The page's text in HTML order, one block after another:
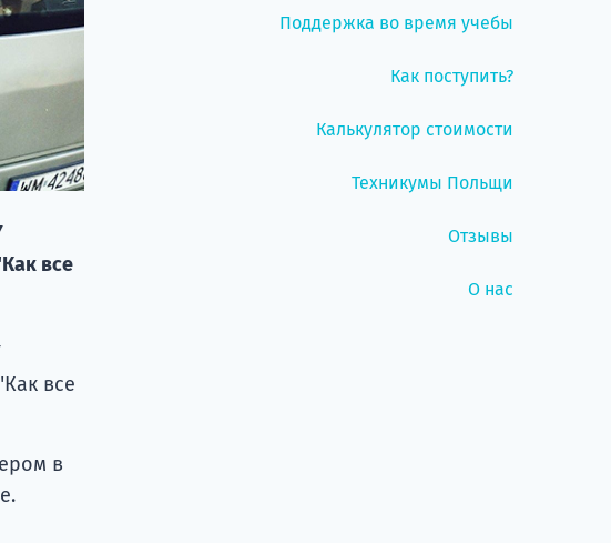
все
все
в
Поддержка во время учебы
Как поступить?
Калькулятор стоимости
Техникумы Польщи
Отзывы
О нас